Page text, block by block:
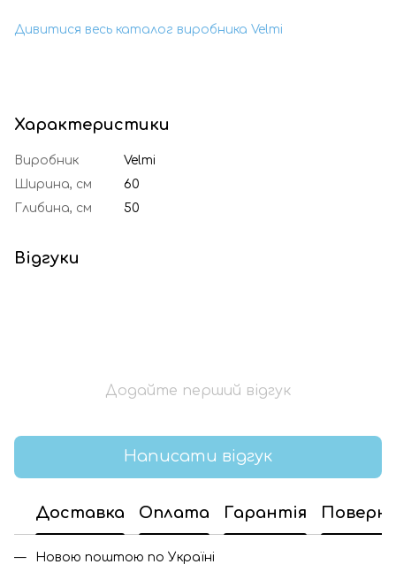
Дивитися весь каталог виробника Velmi
Характеристики
Виробник
Velmi
Ширина, см
60
Глибина, см
50
Відгуки
Додайте перший відгук
Написати відгук
Доставка Оплата Гарантія
Новою поштою по Україні